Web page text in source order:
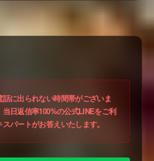
に出られない時間帯がございま
日返信率100%の公式LINEをご利
パートがお答えいたします。